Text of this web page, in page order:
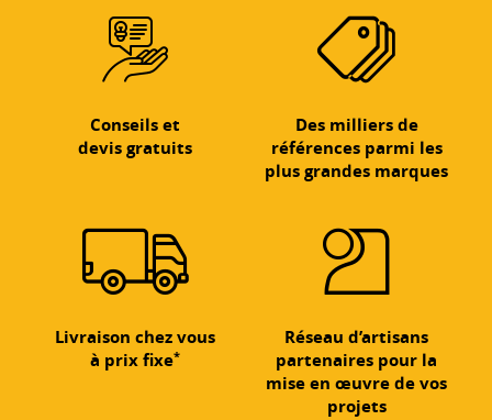
Conseils et
devis gratuits
Des milliers de
références parmi les
plus grandes marques
Livraison chez vous
à prix fixe*
Réseau d’artisans
partenaires pour la
mise en œuvre de vos
projets